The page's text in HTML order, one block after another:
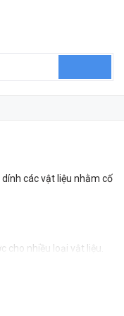
các vật liệu nhằm cố
cho nhiều loại vật liệu.
non, băng keo đục...
kích thước và trọng